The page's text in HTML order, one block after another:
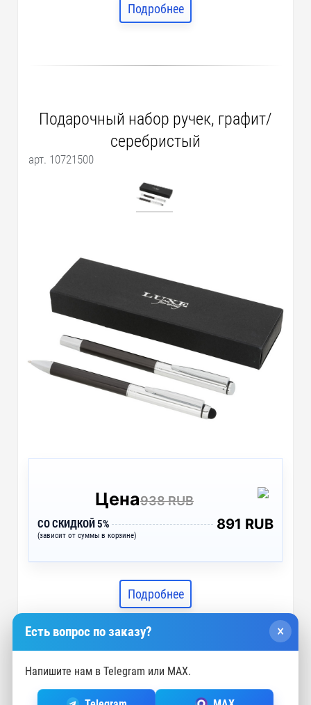
Подробнее
Подарочный набор ручек, графит/
серебристый
арт. 10721500
Цена938 RUB
СО СКИДКОЙ 5%
(зависит от суммы в корзине)
891 RUB
Подробнее
Есть вопрос по заказу? ×
Напишите нам в Telegram или MAX.